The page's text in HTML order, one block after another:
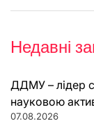
Недавні
ДДМУ – лідер
науковою
07.08.2026